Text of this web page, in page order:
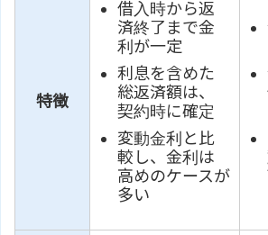
特徴
借入時から返
済終了まで金
利が一定
利息を含めた
総返済額は、
契約時に確定
変動金利と比
較し、金利は
高めのケースが
多い